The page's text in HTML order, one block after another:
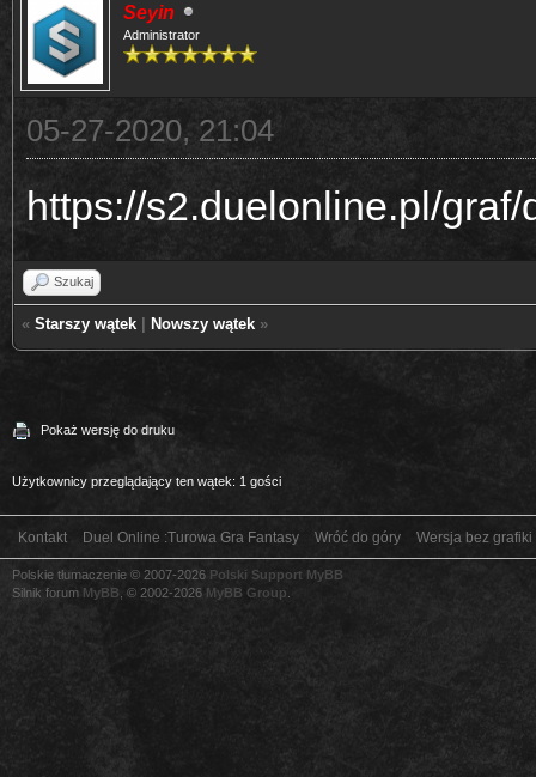
Seyin
Administrator
05-27-2020, 21:04
https://s2.duelonline.pl/graf/
Szukaj
« Starszy wątek Nowszy wątek »
Pokaż wersję do druku
Użytkownicy przeglądający ten wątek: 1 gości
Kontakt Duel Online :Turowa Gra Fantasy Wróć do góry Wersja bez grafiki
Polskie tłumaczenie © 2007-2026 Polski Support MyBB
Silnik forum MyBB , © 2002-2026 MyBB Group